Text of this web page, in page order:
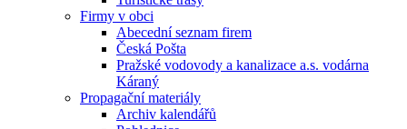
Firmy v obci
Abecední seznam firem
Česká Pošta
Pražské vodovody a kanalizace a.s. vodárna
Káraný
Propagační materiály
Archiv kalendářů